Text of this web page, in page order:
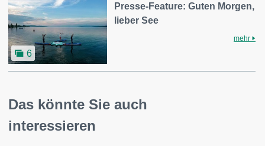
6
Presse-Feature: Guten Morgen,
lieber See
mehr
Das könnte Sie auch
interessieren